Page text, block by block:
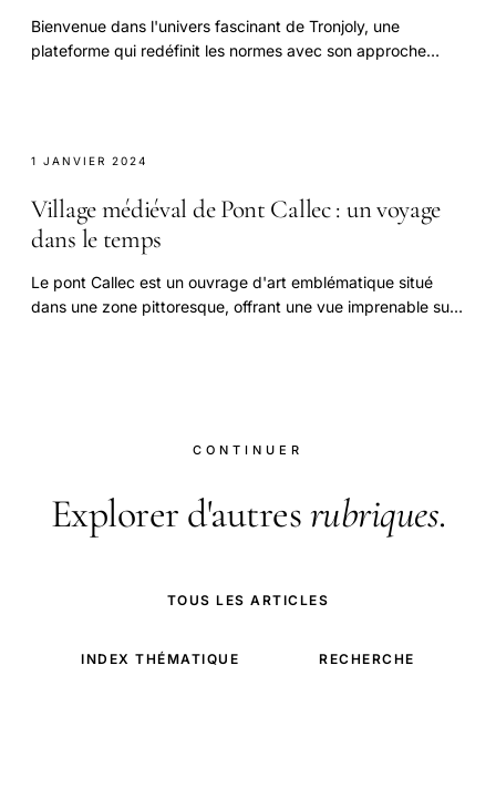
Bienvenue dans l'univers fascinant de Tronjoly, une
plateforme qui redéfinit les normes avec son approche
1 JANVIER 2024
Village médiéval de Pont Callec : un voyage
dans le temps
Le pont Callec est un ouvrage d'art emblématique situé
dans une zone pittoresque, offrant une vue imprenable sur
CONTINUER
Explorer d'autresrubriques.
TOUS LES ARTICLES
INDEX THÉMATIQUE RECHERCHE